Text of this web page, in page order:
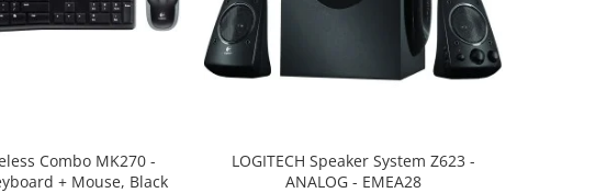
Combo MK270 -
+ Mouse, Black
LOGITECH Speaker System Z623 -
ANALOG - EMEA28